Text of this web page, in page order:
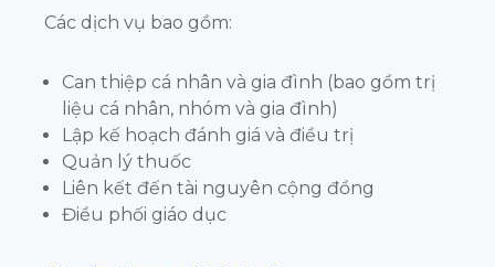
Các dịch vụ bao gồm:
Can thiệp cá nhân và gia đình (bao gồm trị
liệu cá nhân, nhóm và gia đình)
Lập kế hoạch đánh giá và điều trị
Quản lý thuốc
Liên kết đến tài nguyên cộng đồng
Điều phối giáo dục